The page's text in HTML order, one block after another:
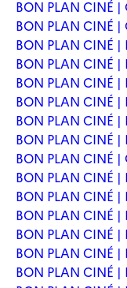
BON PLAN CINÉ
BON PLAN CINÉ
BON PLAN CINÉ |
BON PLAN CINÉ
BON PLAN CINÉ
BON PLAN CINÉ
BON PLAN CINÉ |
BON PLAN CINÉ
BON PLAN CINÉ |
BON PLAN CINÉ
BON PLAN CINÉ
BON PLAN CINÉ
BON PLAN CINÉ |
BON PLAN CINÉ
BON PLAN CINÉ